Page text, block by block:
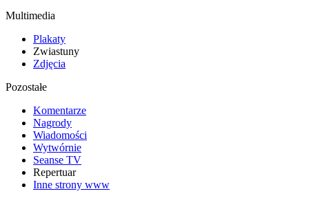
Multimedia
Plakaty
Zwiastuny
Zdjęcia
Pozostałe
Komentarze
Nagrody
Wiadomości
Wytwórnie
Seanse TV
Repertuar
Inne strony www